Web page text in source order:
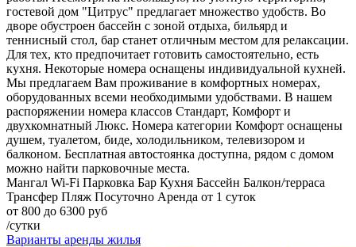
гостевой дом "Цитрус" предлагает множество удобств. Во
дворе обустроен бассейн с зоной отдыха, бильярд и
теннисный стол, бар станет отличным местом для релаксации.
Для тех, кто предпочитает готовить самостоятельно, есть
кухня. Некоторые номера оснащены индивидуальной кухней.
Мы предлагаем Вам проживание в комфортных номерах,
оборудованных всеми необходимыми удобствами. В нашем
распоряжении номера классов Стандарт, Комфорт и
двухкомнатный Люкс. Номера категории Комфорт оснащены
душем, туалетом, биде, холодильником, телевизором и
балконом. Бесплатная автостоянка доступна, рядом с домом
можно найти парковочные места.
Мангал Wi-Fi Парковка Бар Кухня Бассейн Балкон/терраса
Трансфер Пляж Посуточно Аренда от 1 суток
от 800 до 6300 руб
/сутки
Варианты аренды жилья